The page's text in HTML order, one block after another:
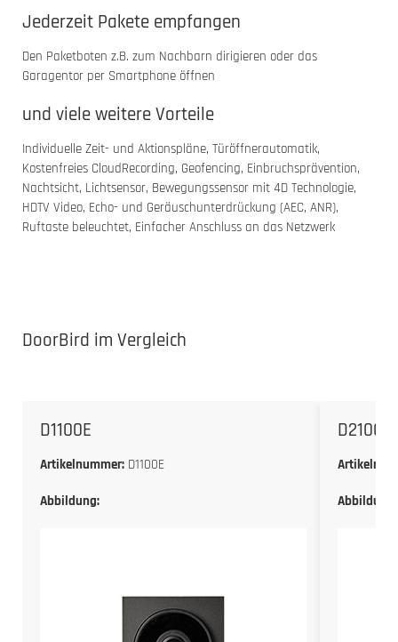
Jederzeit Pakete empfangen
Den Paketboten z.B. zum Nachbarn dirigieren oder das
Garagentor per Smartphone öffnen
und viele weitere Vorteile
Individuelle Zeit- und Aktionspläne, Türöffnerautomatik,
Kostenfreies CloudRecording, Geofencing, Einbruchsprävention,
Nachtsicht, Lichtsensor, Bewegungssensor mit 4D Technologie,
HDTV Video, Echo- und Geräuschunterdrückung (AEC, ANR),
Ruftaste beleuchtet, Einfacher Anschluss an das Netzwerk
DoorBird im Vergleich
D1100E
Artikelnummer: D1100E
Abbildung:
D2100E
Abbildung: